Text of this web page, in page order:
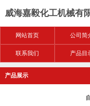
威海嘉毅化工机械有
网站首页 公司简
联系我们 产品目
产品展示